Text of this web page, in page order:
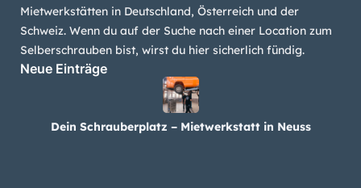
Mietwerkstätten in Deutschland, Österreich und der
Schweiz. Wenn du auf der Suche nach einer Location zum
Selberschrauben bist, wirst du hier sicherlich fündig.
Neue Einträge
Dein Schrauberplatz – Mietwerkstatt in Neuss